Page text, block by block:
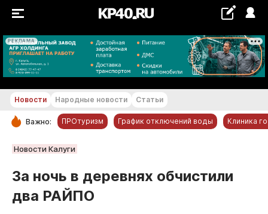
РЕКЛАМА
+16...+17 °С
РУБРИКИ
Новости компаний
Статьи
Новости Народные новости Статьи
Важно: ПРОтуризм График отключений воды Клиника
Новости Калуги
За ночь в деревнях обчистили
два РАЙПО